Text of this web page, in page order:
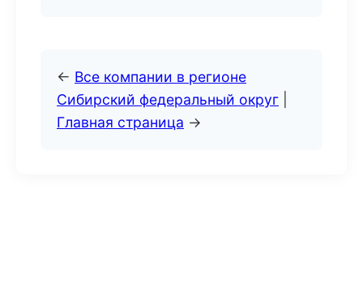
← Все компании в регионе
Сибирский федеральный округ
Главная страница →